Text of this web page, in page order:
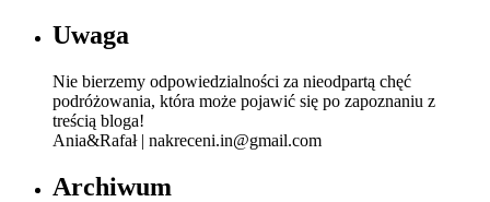
Uwaga
Nie bierzemy odpowiedzialności za nieodpartą chęć
podróżowania, która może pojawić się po zapoznaniu z
treścią bloga!
Ania&Rafał | nakreceni.in@gmail.com
Archiwum